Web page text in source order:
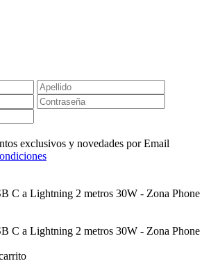
exclusivos y novedades por Email